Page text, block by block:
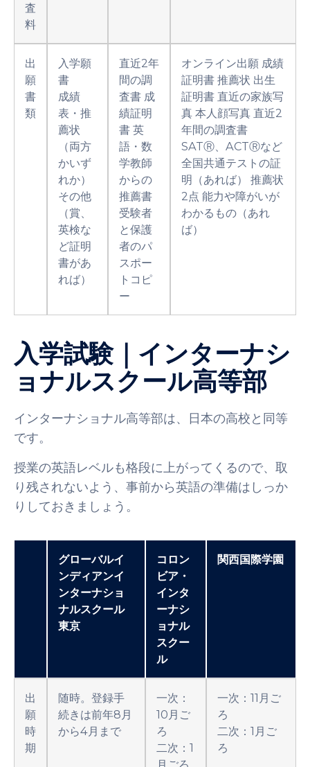
査
料
出
願
書
類
入学願
書
成績
表・推
薦状
（両方
かいず
れか）
その他
（賞、
英検な
ど証明
書があ
れば）
直近2年
間の調
査書 成
績証明
書 英
語・数
学教師
からの
推薦書
受験者
と保護
者のパ
スポー
トコピ
ー
オンライン出願 成績
証明書 推薦状 出生
証明書 直近の家族写
真 本人顔写真 直近2
年間の調査書
SATⓇ、ACTⓇなど
全国共通テストの証
明（あれば） 推薦状
2点 能力や障がいが
わかるもの（あれ
ば）
入学試験｜インターナシ
ョナルスクール高等部
インターナショナル高等部は、日本の高校と同等
です。
授業の英語レベルも格段に上がってくるので、取
り残されないよう、事前から英語の準備はしっか
りしておきましょう。
グローバルイ
ンディアンイ
ンターナショ
ナルスクール
東京
コロン
ビア・
インタ
ーナシ
ョナル
スクー
ル
関西国際学園
出
願
時
期
随時。登録手
続きは前年8月
から4月まで
一次：
10月ご
ろ
二次：1
一次：11月ご
ろ
二次：1月ご
ろ